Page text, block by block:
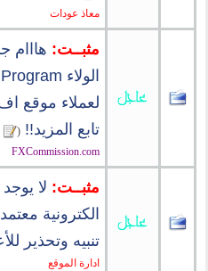
معاذ عودات
مثبــت: هااام
لعملاء موقع
تابع المزيد!! ‏
(
FXCommission.com
مثبــت: لا
الكترونية
تنبيه وتحذير
ادارة الموقع